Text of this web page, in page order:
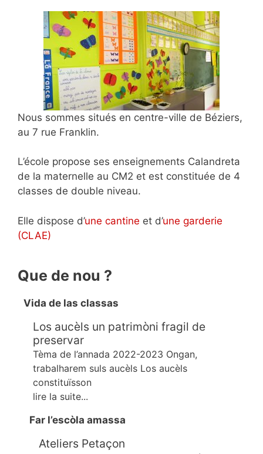
Nous sommes situés en centre-ville de Béziers,
au 7 rue Franklin.
L’école propose ses enseignements Calandreta
de la maternelle au CM2 et est constituée de 4
classes de double niveau.
Elle dispose d’une cantine et d’une garderie
(CLAE)
Que de nou ?
Vida de las classas
Los aucèls un patrimòni fragil de
preservar
Tèma de l’annada 2022-2023 Ongan,
trabalharem suls aucèls Los aucèls
constituïsson
lire la suite...
Far l’escòla amassa
Ateliers Petaçon